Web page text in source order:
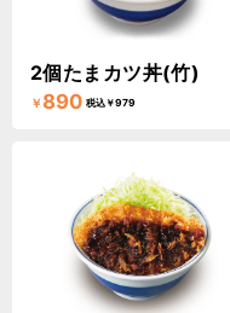
2個たまカツ丼(竹)
￥890 税込￥979